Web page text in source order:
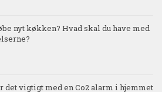
nyt køkken? Hvad skal du have med
det vigtigt med en Co2 alarm i hjemmet